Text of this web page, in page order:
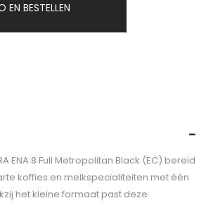
EN BESTELLEN
ENA 8 Full Metropolitan Black (EC) bereid
koffies en melkspecialiteiten met één
het kleine formaat past deze